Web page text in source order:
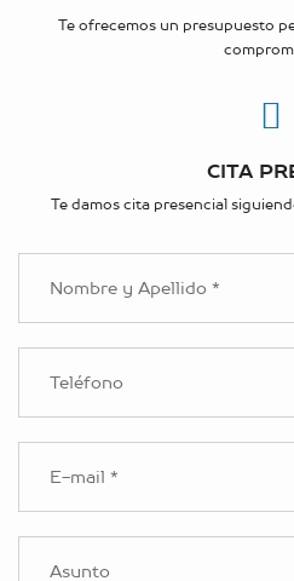
Te ofrecemos un presupuesto
CITA
Te damos cita presencial